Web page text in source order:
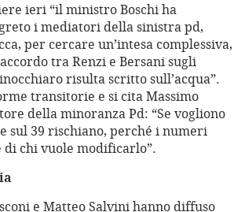
ieri “il ministro Boschi ha
i mediatori della sinistra pd,
per cercare un’intesa complessiva,
tra Renzi e Bersani sugli
risulta scritto sull’acqua”.
transitorie e si cita Massimo
della minoranza Pd: “Se vogliono
sul 39 rischiano, perché i numeri
di chi vuole modificarlo”.
e Matteo Salvini hanno diffuso